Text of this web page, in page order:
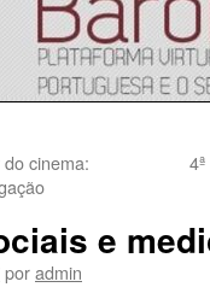
cinema:
e
poradmin